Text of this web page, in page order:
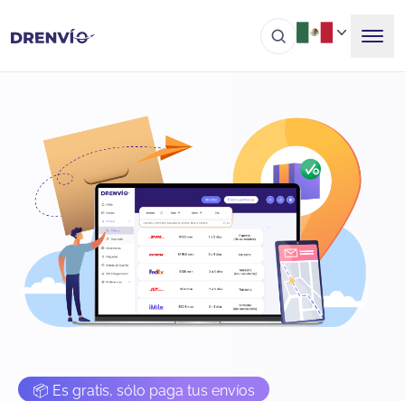
📦 Es gratis, sólo paga tus envíos